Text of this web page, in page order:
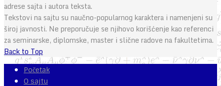
adrese sajta i autora teksta.
Tekstovi na sajtu su naučno-popularnog karaktera i namenjeni su
široj javnosti. Ne preporučuje se njihovo korišćenje kao referenci
za seminarske, diplomske, master i slične radove na fakultetima.
Back to Top
Početak
O sajtu